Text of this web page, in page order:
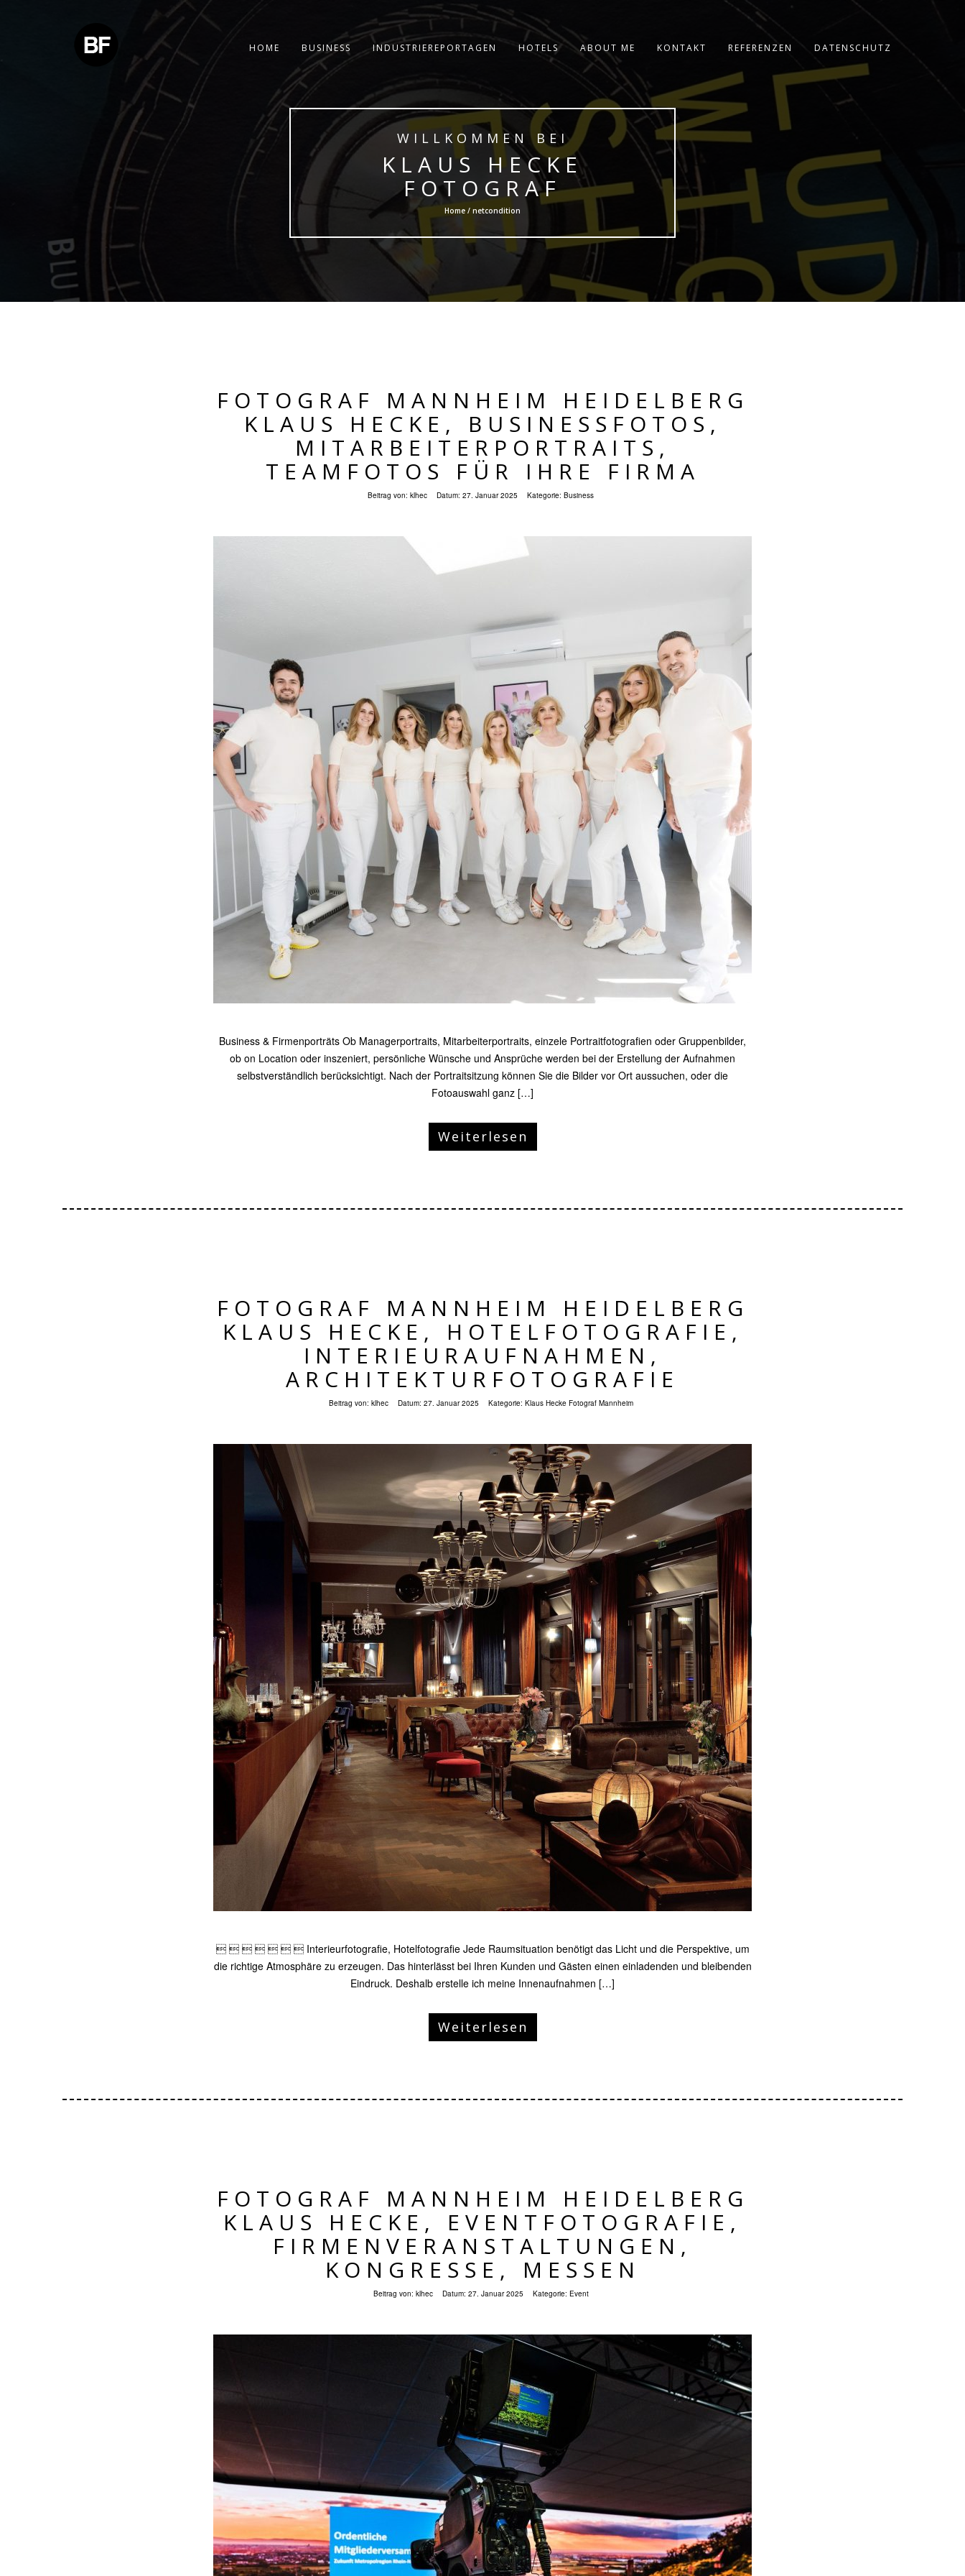
HOME BUSINESS INDUSTRIEREPORTAGEN HOTELS ABOUT ME KONTAKT REFERENZEN DATENSCHUTZ
WILLKOMMEN BEI
KLAUS HECKE
FOTOGRAF
Home / netcondition
FOTOGRAF MANNHEIM HEIDELBERG
KLAUS HECKE, BUSINESSFOTOS,
MITARBEITERPORTRAITS,
TEAMFOTOS FÜR IHRE FIRMA
Beitrag von: klhec Datum: 27. Januar 2025 Kategorie: Business
Business & Firmenporträts Ob Managerportraits, Mitarbeiterportraits, einzele Portraitfotografien oder Gruppenbilder,
ob on Location oder inszeniert, persönliche Wünsche und Ansprüche werden bei der Erstellung der Aufnahmen
selbstverständlich berücksichtigt. Nach der Portraitsitzung können Sie die Bilder vor Ort aussuchen, oder die
Fotoauswahl ganz […]
Weiterlesen
FOTOGRAF MANNHEIM HEIDELBERG
KLAUS HECKE, HOTELFOTOGRAFIE,
INTERIEURAUFNAHMEN,
ARCHITEKTURFOTOGRAFIE
Beitrag von: klhec Datum: 27. Januar 2025 Kategorie: Klaus Hecke Fotograf Mannheim
       Interieurfotografie, Hotelfotografie Jede Raumsituation benötigt das Licht und die Perspektive, um
die richtige Atmosphäre zu erzeugen. Das hinterlässt bei Ihren Kunden und Gästen einen einladenden und bleibenden
Eindruck. Deshalb erstelle ich meine Innenaufnahmen […]
Weiterlesen
FOTOGRAF MANNHEIM HEIDELBERG
KLAUS HECKE, EVENTFOTOGRAFIE,
FIRMENVERANSTALTUNGEN,
KONGRESSE, MESSEN
Beitrag von: klhec Datum: 27. Januar 2025 Kategorie: Event